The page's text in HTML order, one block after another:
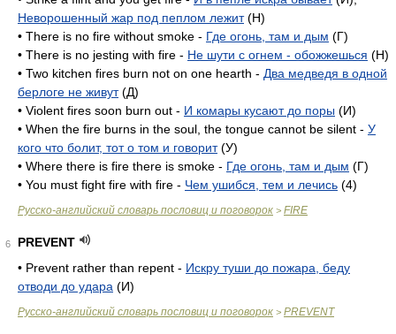
Неворошенный жар под пеплом лежит(H)
• There is no fire without smoke - Где огонь, там и дым (Г)
• There is no jesting with fire - Не шути с огнем - обожжешься (H)
• Two kitchen fires burn not on one hearth - Два медведя в одной
берлоге не живут(Д)
• Violent fires soon burn out - И комары кусают до поры (И)
• When the fire burns in the soul, the tongue cannot be silent - У
кого что болит, тот о том и говорит(У)
• Where there is fire there is smoke - Где огонь, там и дым (Г)
• You must fight fire with fire - Чем ушибся, тем и лечись (4)
Русско-английский словарь пословиц и поговорок > FIRE
6
PREVENT
• Prevent rather than repent - Искру туши до пожара, беду
отводи до удара (И)
Русско-английский словарь пословиц и поговорок > PREVENT